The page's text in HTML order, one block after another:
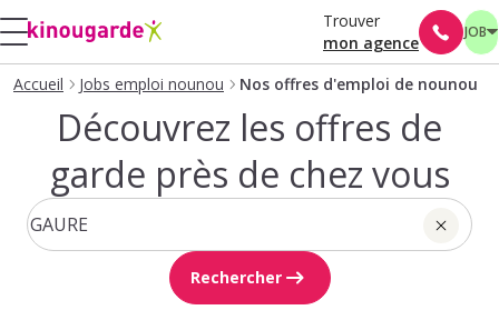
Trouver
mon agence
JOB
Accueil Jobs emploi nounou Nos offres d'emploi de nounou
Découvrez les offres de
garde près de chez vous
Rechercher